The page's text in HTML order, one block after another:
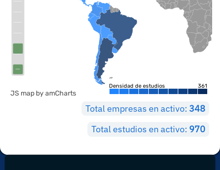
Densidad de estudios 361
JS map by amCharts
Total empresas en activo: 348
Total estudios en activo: 970